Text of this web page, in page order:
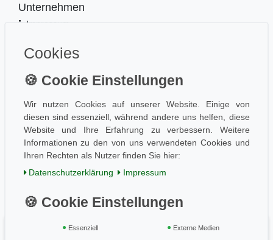
Unternehmen
Impressum
Datenschutz
Wissen
Aktuelles
Folge uns
Einkaufen
Zahlung und Versand
Cookies
Wir nutzen Cookies auf unserer Website. Einige von
diesen sind essenziell, während andere uns helfen, diese
Website und Ihre Erfahrung zu verbessern. Weitere
Informationen zu den von uns verwendeten Cookies und
Ihren Rechten als Nutzer finden Sie hier:
Daten­schutz­erklärung
Impressum
Essenziell Externe Medien